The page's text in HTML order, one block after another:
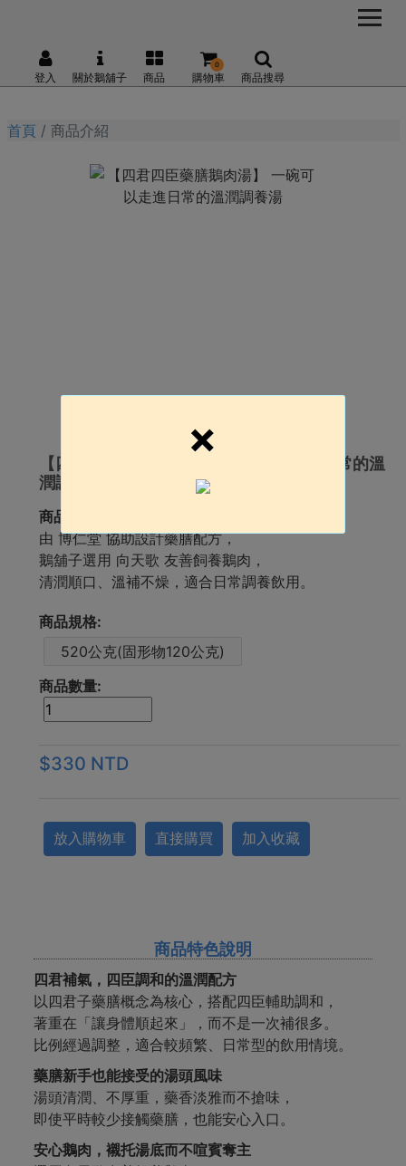
登入 關於鵝舖子 商品 購物車
0
商品搜尋
首頁 商品介紹
【四君四臣藥膳鵝肉湯】 一碗可以走進日常的溫
潤調養湯
商品簡介:
由 博仁堂 協助設計藥膳配方，
鵝舖子選用 向天歌 友善飼養鵝肉，
清潤順口、溫補不燥，適合日常調養飲用。
商品規格:
520公克(固形物120公克)
商品數量:
$330 NTD
放入購物車 直接購買 加入收藏
商品特色說明
四君補氣，四臣調和的溫潤配方
以四君子藥膳概念為核心，搭配四臣輔助調和，
著重在「讓身體順起來」，而不是一次補很多。
比例經過調整，適合較頻繁、日常型的飲用情境。
藥膳新手也能接受的湯頭風味
湯頭清潤、不厚重，藥香淡雅而不搶味，
即使平時較少接觸藥膳，也能安心入口。
安心鵝肉，襯托湯底而不喧賓奪主
×